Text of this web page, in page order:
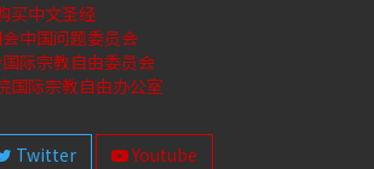
买中文圣经
中国问题委员会
际宗教自由委员会
国际宗教自由办公室
Twitter Youtube